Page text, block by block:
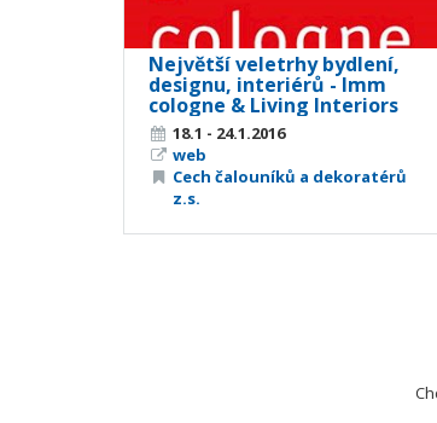
Největší veletrhy bydlení,
designu, interiérů - Imm
cologne & Living Interiors
18.1 - 24.1.2016
web
Cech čalouníků a dekoratérů
z.s.